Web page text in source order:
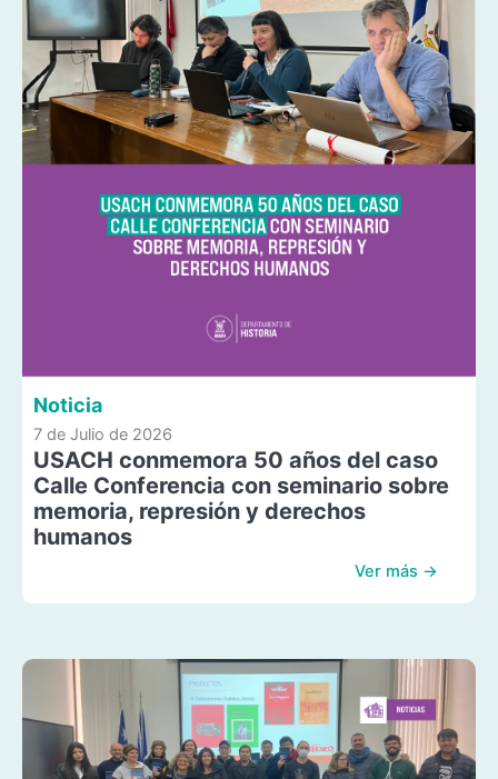
Noticia
7 de Julio de 2026
USACH conmemora 50 años del caso
Calle Conferencia con seminario sobre
memoria, represión y derechos
humanos
Ver más →